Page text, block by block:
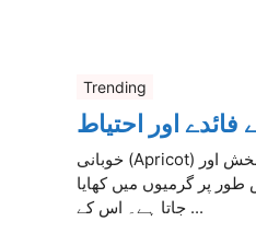
Trending
فائدے اور احتیاط
خوبانی (Apricot) ایک نہایت صحت بخش اور
طور پر گرمیوں میں کھایا
جاتا ہے۔ اس کے ...